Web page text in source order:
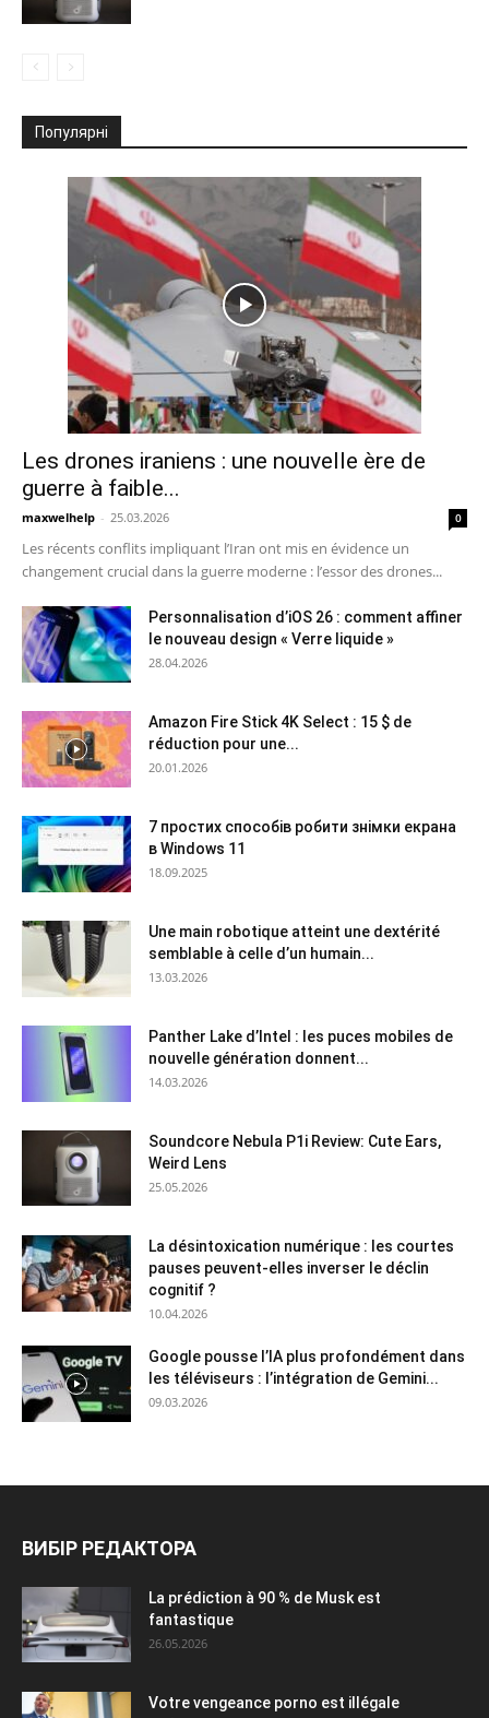
Популярні
Les drones iraniens : une nouvelle ère de
guerre à faible...
maxwelhelp - 25.03.2026 0
Les récents conflits impliquant l’Iran ont mis en évidence un
changement crucial dans la guerre moderne : l’essor des drones...
Personnalisation d’iOS 26 : comment affiner
le nouveau design « Verre liquide »
28.04.2026
Amazon Fire Stick 4K Select : 15 $ de
réduction pour une...
20.01.2026
7 простих способів робити знімки екрана
в Windows 11
18.09.2025
Une main robotique atteint une dextérité
semblable à celle d’un humain...
13.03.2026
Panther Lake d’Intel : les puces mobiles de
nouvelle génération donnent...
14.03.2026
Soundcore Nebula P1i Review: Cute Ears,
Weird Lens
25.05.2026
La désintoxication numérique : les courtes
pauses peuvent-elles inverser le déclin
cognitif ?
10.04.2026
Google pousse l’IA plus profondément dans
les téléviseurs : l’intégration de Gemini...
09.03.2026
ВИБІР РЕДАКТОРА
La prédiction à 90 % de Musk est
fantastique
26.05.2026
Votre vengeance porno est illégale